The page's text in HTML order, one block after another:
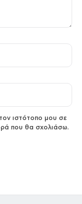
ιστότοπο μου σε
που θα σχολιάσω.